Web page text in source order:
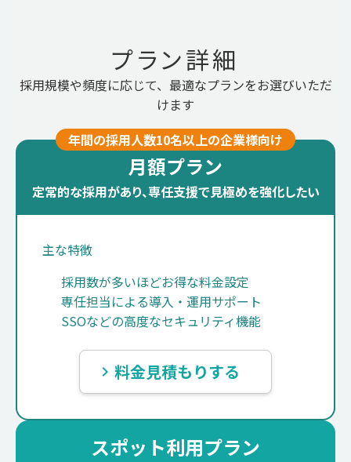
プラン詳細
採用規模や頻度に応じて、最適なプランをお選びいただ
けます
年間の採用人数10名以上の企業様向け
月額プラン
定常的な採用があり、専任支援で見極めを強化したい
主な特徴
採用数が多いほどお得な料金設定
専任担当による導入・運用サポート
SSOなどの高度なセキュリティ機能
keyboard_arrow_right 料金見積もりする
スポット利用プラン